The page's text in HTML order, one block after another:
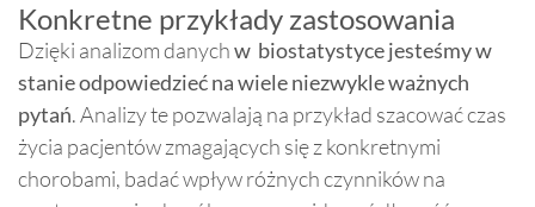
Konkretne przykłady zastosowania
Dzięki analizom danychw biostatystyce jesteśmy w
stanie odpowiedzieć na wiele niezwykle ważnych
pytań. Analizy te pozwalają na przykład szacować czas
życia pacjentów zmagających się z konkretnymi
chorobami, badać wpływ różnych czynników na